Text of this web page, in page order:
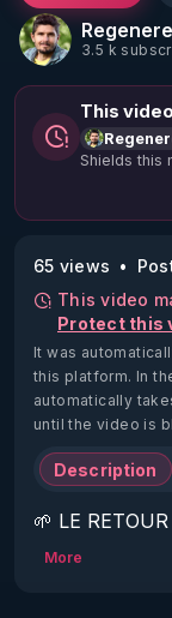
3.5 k
This
Shields this
65 views
This video
Protect this
It was
this platform. In
automatically
until the video is
Description
🌱 LE
2022)!
More